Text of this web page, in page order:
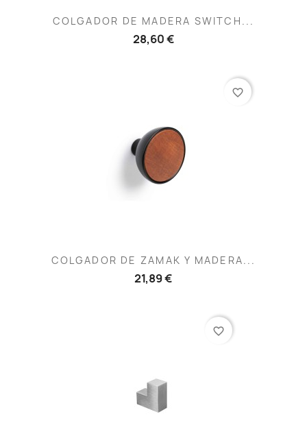
COLGADOR DE MADERA SWITCH...
28,60 €
COLGADOR DE ZAMAK Y MADERA...
21,89 €
favorite_border
favorite_border